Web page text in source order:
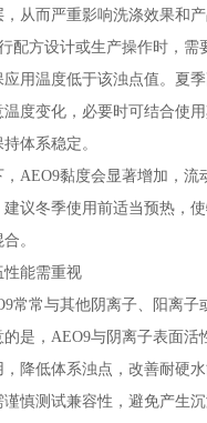
从而严重影响洗涤效果和
配方设计或生产操作时，需
用温度低于该浊点值。夏
度变化，必要时可结合使
体系稳定。
AEO9黏度会显著增加，流
议冬季使用前适当预热，
。
性能需重视
常常与其他阴离子、阳离子
是，AEO9与阴离子表面活
降低体系浊点，改善耐硬
慎测试兼容性，避免产生沉